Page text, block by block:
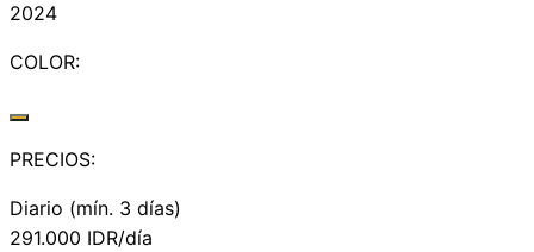
2024
COLOR:
PRECIOS:
Diario (mín. 3 días)
291.000 IDR/día